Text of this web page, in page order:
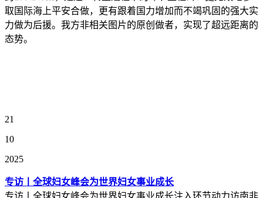
取国际海上平安合做，更有跟着国力增加而不竭巩固的强大实
力做为后援。我方非相关图片的原创做者，实现了超远距离的
态势。
21
10
2025
专访丨全球妇女峰会为世界妇女事业成长
专访丨全球妇女峰会为世界妇女事业成长注入环节动力访南非